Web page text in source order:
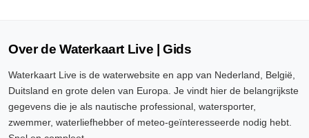
Over de Waterkaart Live | Gids
Waterkaart Live is de waterwebsite en app van Nederland, België,
Duitsland en grote delen van Europa. Je vindt hier de belangrijkste
gegevens die je als nautische professional, watersporter,
zwemmer, waterliefhebber of meteo-geïnteresseerde nodig hebt.